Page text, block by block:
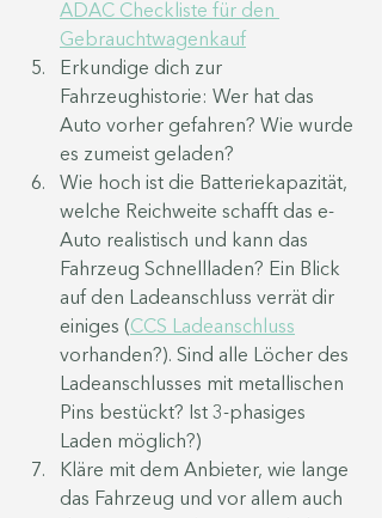
ADAC Checkliste für den
Gebrauchtwagenkauf
Erkundige dich zur
Fahrzeughistorie: Wer hat das
Auto vorher gefahren? Wie wurde
es zumeist geladen?
Wie hoch ist die Batteriekapazität,
welche Reichweite schafft das e-
Auto realistisch und kann das
Fahrzeug Schnellladen? Ein Blick
auf den Ladeanschluss verrät dir
einiges (CCS Ladeanschluss
vorhanden?). Sind alle Löcher des
Ladeanschlusses mit metallischen
Pins bestückt? Ist 3-phasiges
Laden möglich?)
Kläre mit dem Anbieter, wie lange
das Fahrzeug und vor allem auch